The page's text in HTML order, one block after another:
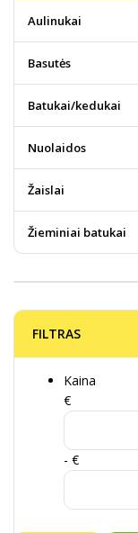
Aulinukai
Basutės
Batukai/kedukai
Nuolaidos
Žaislai
Žieminiai batukai
FILTRAS
Kaina
€
- €